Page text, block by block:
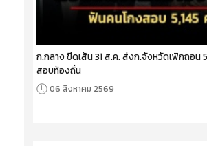
ก.กลาง ขีดเส้น 31 ส.ค. ส่งก.จังหวัดเพิกถอน
สอบท้องถิ่น
06 สิงหาคม 2569